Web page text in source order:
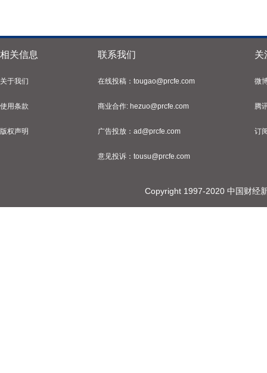
相关信息
关于我们
使用条款
版权声明
联系我们
在线投稿：tougao@prcfe.com
商业合作: hezuo@prcfe.com
广告投放：ad@prcfe.com
意见投诉：tousu@prcfe.com
关
微
腾
订
Copyright 1997-2020 中国财经